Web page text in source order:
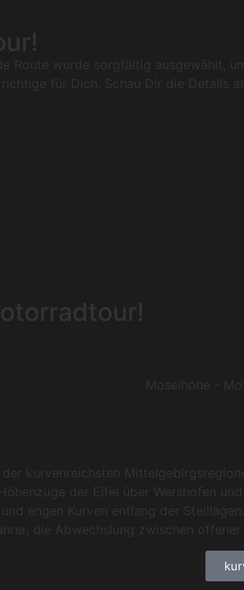
Route wurde sorgfältig ausgewählt,
für Dich. Schau Dir die Details
kurvenreichsten
der Eifel über Wershofen
engen Kurven entlang der
die Abwechslung zwischen